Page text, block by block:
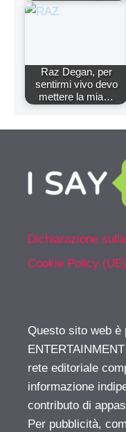
Raz Degan, per
sentirmi vivo devo
mettere la mia…
Dichiarazione
Cookie Policy (UE)
Questo sito web è
rete editoriale
informazione
contributo di
Per pubblicità,